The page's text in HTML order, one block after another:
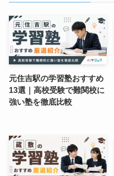
元住吉駅の学習塾おすすめ
13選｜高校受験で難関校に
強い塾を徹底比較